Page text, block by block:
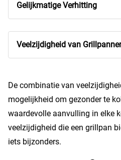
Gelijkmatige Verhitting
Veelzijdigheid van
De combinatie van
mogelijkheid om gezonder te
waardevolle aanvulling in elke
veelzijdigheid die een grillpan
iets bijzonders.